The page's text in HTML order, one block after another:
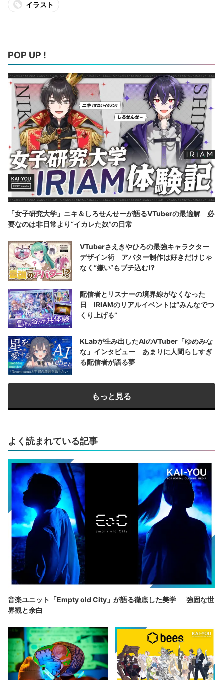
イラスト
POP UP !
「女子研究大学」ニキ＆しろせんせーが語るVTuberの最適解 必
要なのは非日常より“イカレた奴”の日常
VTuberさえきやひろの最強キャラクター
デザイン術 アバター制作は好きだけじゃ
なく“嫌い”もブチ込む!?
配信者とリスナーの境界線がなくなった
日 IRIAMのリアルイベントは“みんなでつ
くり上げる”
KLabが生み出したAIのVTuber「ゆめみな
な」インタビュー あまりに人間らしすぎ
る配信者が語る夢
もっと見る
よく読まれている記事
音楽ユニット「Empty old City」が語る徹底した美学──強固な世
界観と余白